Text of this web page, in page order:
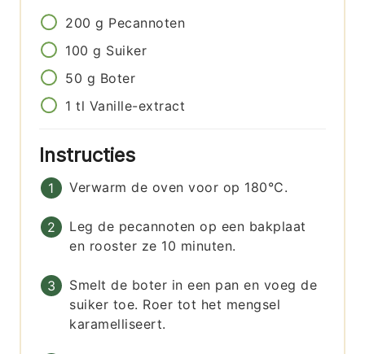
200 g Pecannoten
100 g Suiker
50 g Boter
1 tl Vanille-extract
Instructies
Verwarm de oven voor op 180°C.
Leg de pecannoten op een bakplaat
en rooster ze 10 minuten.
Smelt de boter in een pan en voeg de
suiker toe. Roer tot het mengsel
karamelliseert.